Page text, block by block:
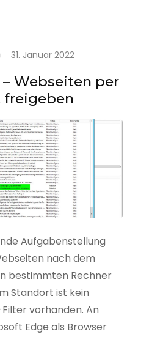
(UPN)
im
Active
Directory
31. Januar 2022
Webseiten per
Aufgabenstellung
nach dem
bestimmten Rechner
Standort ist kein
vorhanden. An
Edge als Browser